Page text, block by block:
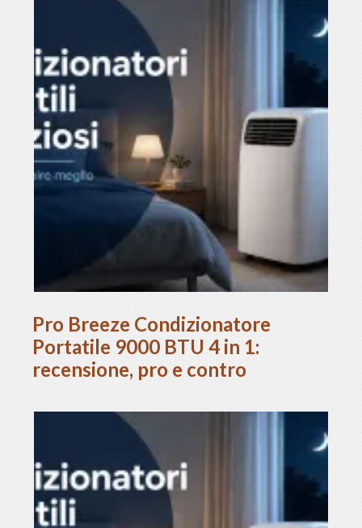
Pro Breeze Condizionatore
Portatile 9000 BTU 4 in 1:
recensione, pro e contro